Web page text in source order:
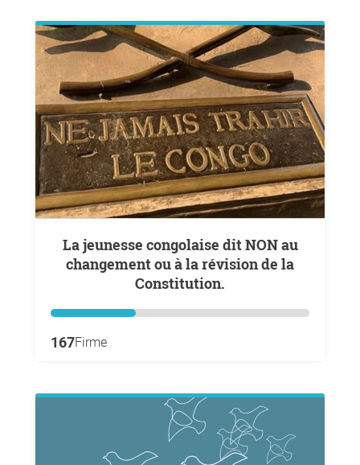
La jeunesse congolaise dit NON au
changement ou à la révision de la
Constitution.
167Firme